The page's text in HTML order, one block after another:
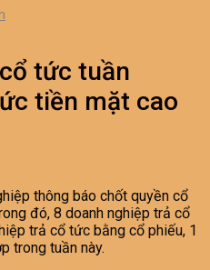
tức tuần
tiền mặt cao
thông báo chốt quyền cổ
đó, 8 doanh nghiệp trả cổ
trả cổ tức bằng cổ phiếu, 1
trong tuần này.